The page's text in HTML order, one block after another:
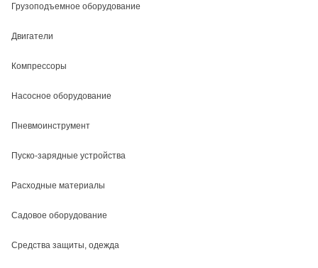
Грузоподъемное оборудование
Двигатели
Компрессоры
Насосное оборудование
Пневмоинструмент
Пуско-зарядные устройства
Расходные материалы
Садовое оборудование
Средства защиты, одежда